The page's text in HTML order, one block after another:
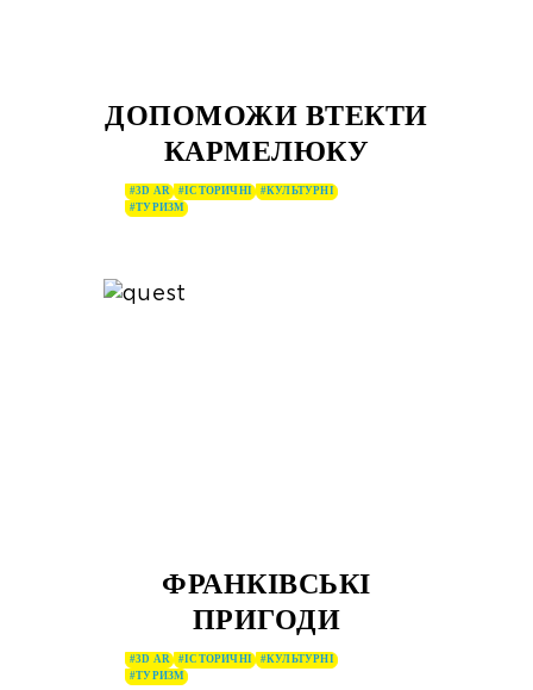
ДОПОМОЖИ ВТЕКТИ
КАРМЕЛЮКУ
#3D AR #ІСТОРИЧНІ
#КУЛЬТУРНІ
#ТУРИЗМ
ФРАНКІВСЬКІ
ПРИГОДИ
#3D AR #ІСТОРИЧНІ
#КУЛЬТУРНІ
#ТУРИЗМ